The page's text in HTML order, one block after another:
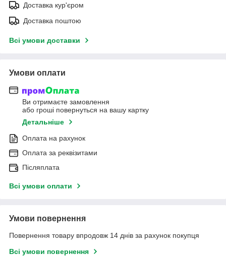
Доставка кур'єром
Доставка поштою
Всі умови доставки
Умови оплати
Ви отримаєте замовлення
або гроші повернуться на вашу картку
Детальніше
Оплата на рахунок
Оплата за реквізитами
Післяплата
Всі умови оплати
Умови повернення
Повернення товару впродовж 14 днів за рахунок покупця
Всі умови повернення